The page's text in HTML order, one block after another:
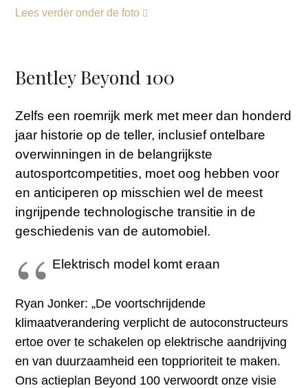
Lees verder onder de foto
Bentley Beyond 100
Zelfs een roemrijk merk met meer dan honderd
jaar historie op de teller, inclusief ontelbare
overwinningen in de belangrijkste
autosportcompetities, moet oog hebben voor
en anticiperen op misschien wel de meest
ingrijpende technologische transitie in de
geschiedenis van de automobiel.
Elektrisch model komt eraan
Ryan Jonker: „De voortschrijdende
klimaatverandering verplicht de autoconstructeurs
ertoe over te schakelen op elektrische aandrijving
en van duurzaamheid een topprioriteit te maken.
Ons actieplan Beyond 100 verwoordt onze visie